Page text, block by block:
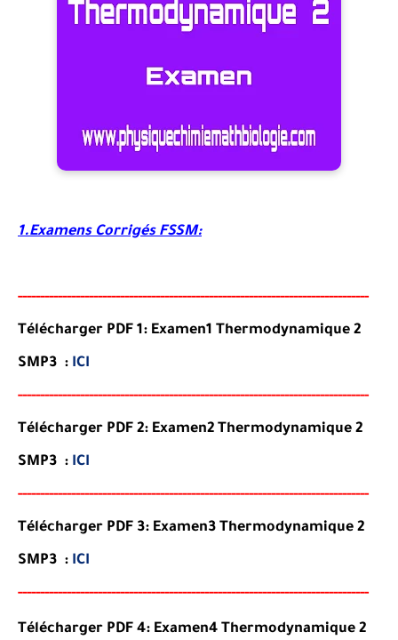
1.Examens Corrigés FSSM:
-------------------------------------------------------------------------------
Télécharger PDF 1: Examen1 Thermodynamique 2
SMP3 : ICI
-------------------------------------------------------------------------------
Télécharger PDF 2: Examen2 Thermodynamique 2
SMP3 : ICI
-------------------------------------------------------------------------------
Télécharger PDF 3: Examen3 Thermodynamique 2
SMP3 : ICI
-------------------------------------------------------------------------------
Télécharger PDF 4: Examen4 Thermodynamique 2